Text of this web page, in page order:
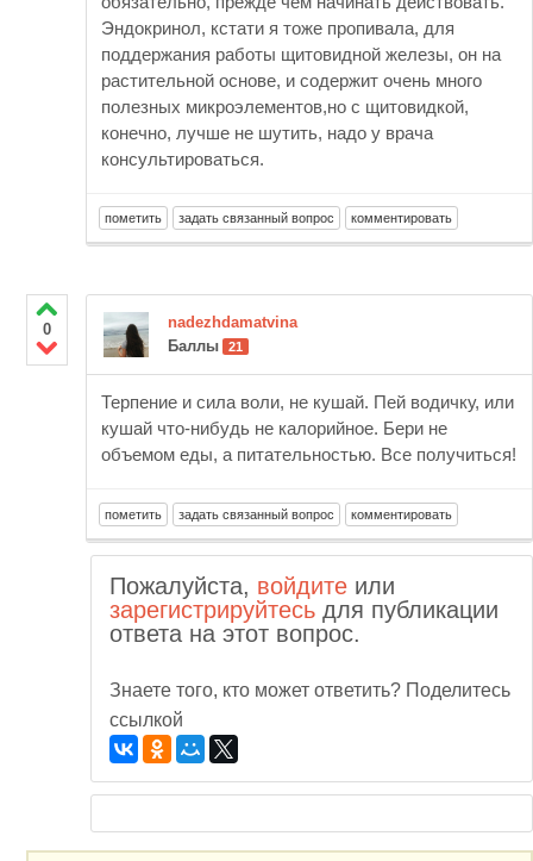
Эндокринол, кстати я тоже пропивала, для
поддержания работы щитовидной железы, он на
растительной основе, и содержит очень много
полезных микроэлементов,но с щитовидкой,
конечно, лучше не шутить, надо у врача
консультироваться.
0
nadezhdamatvina
Баллы
21
Терпение и сила воли, не кушай. Пей водичку, или
кушай что-нибудь не калорийное. Бери не
объемом еды, а питательностью. Все получиться!
Пожалуйста, войдите или
зарегистрируйтесь для публикации
ответа на этот вопрос.
Знаете того, кто может ответить? Поделитесь
ссылкой